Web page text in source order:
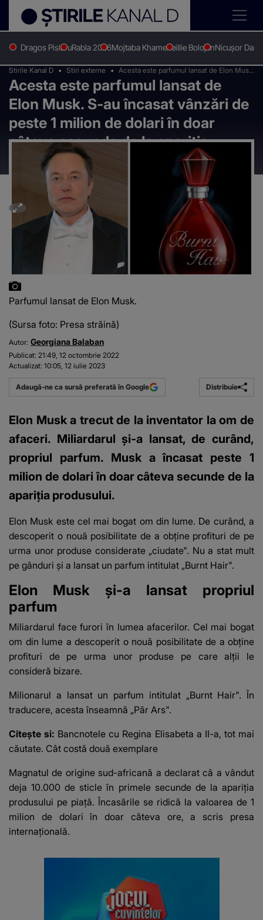
Dragos PislaruRabla 2026Mojtaba KhameneiIlie BolojanNicușor Dan
Stirile Kanal D Stiri externe
Acesta este parfumul lansat de Elon Musk.
S-au încasat vânzări de peste 1 milion de
dolari în doar câteva secunde de la apariția
produsului
Acesta este parfumul lansat de
Elon Musk. S-au încasat vânzări de
peste 1 milion de dolari în doar
câteva secunde de la apariția
produsului
Parfumul lansat de Elon Musk.
(Sursa foto: Presa străină)
Autor: Georgiana Balaban
Publicat: 21:49, 12 octombrie 2022
Actualizat: 10:05, 12 iulie 2023
Adaugă-ne ca sursă preferată în Google Distribuie
Elon Musk a trecut de la inventator la om de
afaceri. Miliardarul și-a lansat, de curând,
propriul parfum. Musk a încasat peste 1
milion de dolari în doar câteva secunde de la
apariția produsului.
Elon Musk este cel mai bogat om din lume. De curând, a
descoperit o nouă posibilitate de a obține profituri de pe
urma unor produse considerate „ciudate". Nu a stat mult
pe gânduri și a lansat un parfum intitulat „Burnt Hair".
Elon Musk și-a lansat propriul
parfum
Miliardarul face furori în lumea afacerilor. Cel mai bogat
om din lume a descoperit o nouă posibilitate de a obține
profituri de pe urma unor produse pe care alții le
consideră bizare.
Milionarul a lansat un parfum intitulat „Burnt Hair". În
traducere, acesta înseamnă „Păr Ars".
Citește si: Bancnotele cu Regina Elisabeta a II-a, tot mai
căutate. Cât costă două exemplare
Magnatul de origine sud-africană a declarat că a vândut
deja 10.000 de sticle în primele secunde de la apariția
produsului pe piață. Încasările se ridică la valoarea de 1
milion de dolari în doar câteva ore, a scris presa
internațională.